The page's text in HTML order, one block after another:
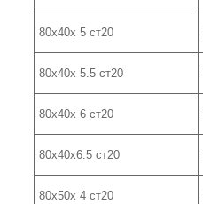
80х40х 5 ст20
80х40х 5.5 ст20
80х40х 6 ст20
80х40х6.5 ст20
80х50х 4 ст20